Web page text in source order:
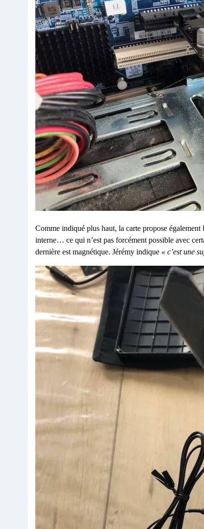
Comme indiqué plus haut, la carte propose
interne… ce qui n’est pas forcément possible avec
dernière est magnétique. Jérémy indique « c’est une